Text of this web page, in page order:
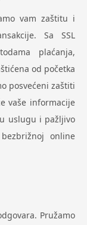
vam zaštitu i
Sa SSL
plaćanja,
od početka
posvećeni zaštiti
vaše informacije
uslugu i pažljivo
online
Pružamo